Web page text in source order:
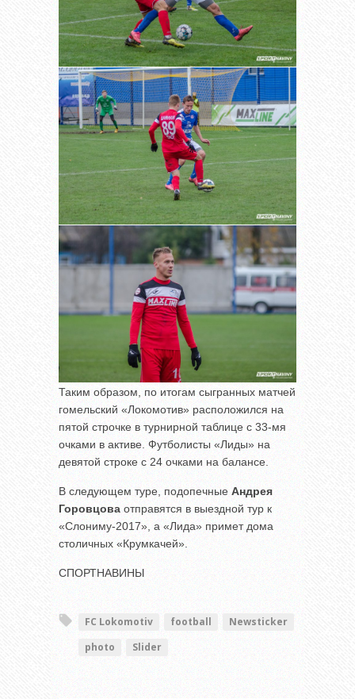
Таким образом, по итогам сыгранных матчей
гомельский «Локомотив» расположился на
пятой строчке в турнирной таблице с 33-мя
очками в активе. Футболисты «Лиды» на
девятой строке с 24 очками на балансе.
В следующем туре, подопечные Андрея
Горовцова отправятся в выездной тур к
«Слониму-2017», а «Лида» примет дома
столичных «Крумкачей».
СПОРТНАВИНЫ
FC Lokomotiv football
Newsticker
photo
Slider